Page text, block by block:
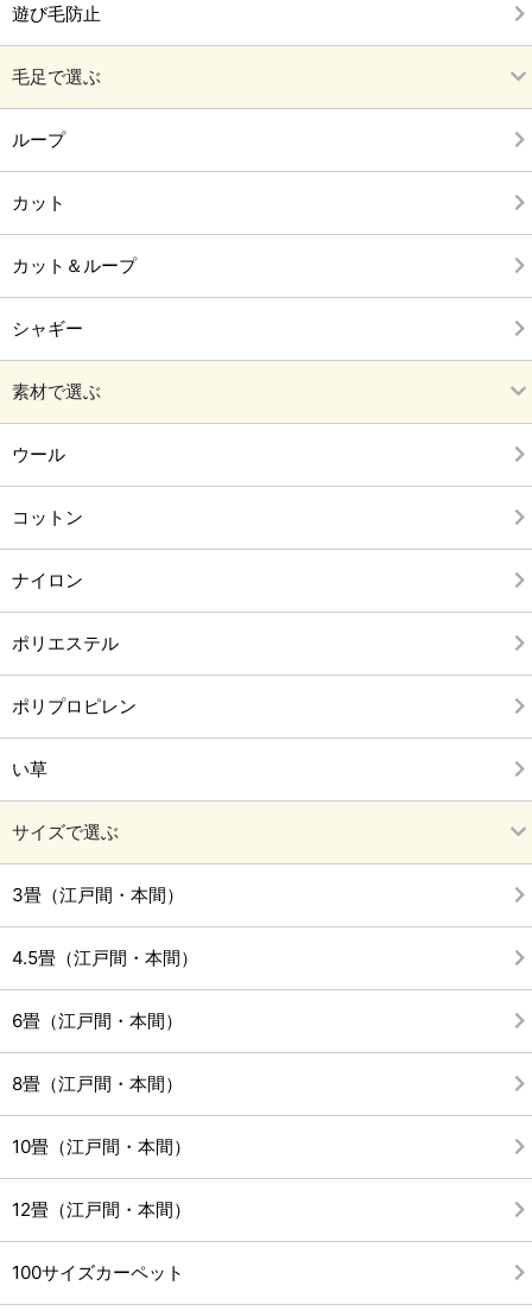
遊び毛防止
毛足で選ぶ
ループ
カット
カット＆ループ
シャギー
素材で選ぶ
ウール
コットン
ナイロン
ポリエステル
ポリプロピレン
い草
サイズで選ぶ
3畳（江戸間・本間）
4.5畳（江戸間・本間）
6畳（江戸間・本間）
8畳（江戸間・本間）
10畳（江戸間・本間）
12畳（江戸間・本間）
100サイズカーペット